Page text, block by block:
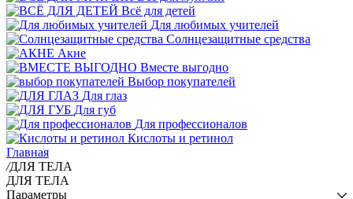
Всё для детей
Для любимых учителей
Cолнцезащитные средства
Акне
Вместе выгодно
Выбор покупателей
Для глаз
Для губ
Для профессионалов
Кислоты и ретинол
Главная
/ДЛЯ ТЕЛА
ДЛЯ ТЕЛА
Параметры